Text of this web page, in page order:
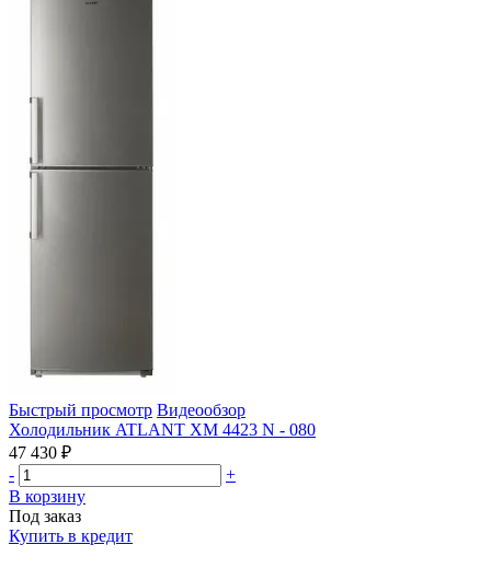
Быстрый просмотр Видеообзор
Холодильник ATLANT ХМ 4423 N - 080
47 430 ₽
-
+
В корзину
Под заказ
Купить в кредит